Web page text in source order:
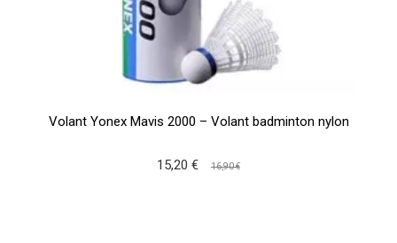
Volant Yonex Mavis 2000 – Volant badminton nylon
15,20 € 16,90 €